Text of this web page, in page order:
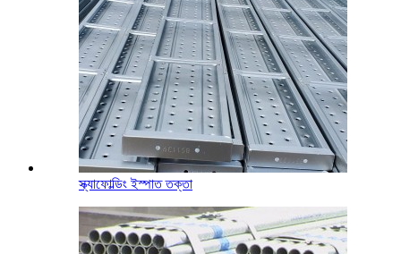
স্ক্যাফোল্ডিং ইস্পাত তক্তা